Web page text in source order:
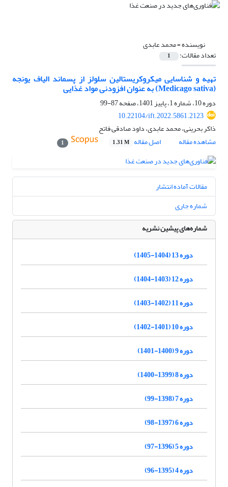
نویسنده =محمد عابدی
تعداد مقالات: 1
تهیه و شناسایی میکروکریستالین سلولز از پسماند الیاف یونجه
(Medicago sativa) به عنوان افزودنی مواد غذایی
دوره 10، شماره 1، پاییز 1401، صفحه
87-99
10.22104/ift.2022.5861.2123
ذاکر بحرینی، محمد عابدی، داود صادقی فاتح
مشاهده مقاله
اصل مقاله 1.31 M
1
مقالات آماده انتشار
شماره جاری
شماره‌های پیشین نشریه
دوره 13 (1404-1405)
دوره 12 (1403-1404)
دوره 11 (1402-1403)
دوره 10 (1401-1402)
دوره 9 (1400-1401)
دوره 8 (1399-1400)
دوره 7 (1398-99)
دوره 6 (1397-98)
دوره 5 (1396-97)
دوره 4 (1395-96)